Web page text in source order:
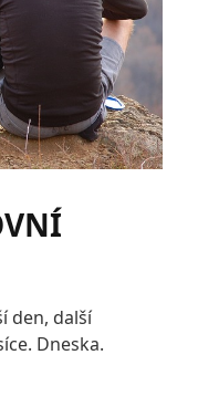
den, další
Dneska.